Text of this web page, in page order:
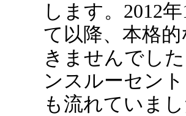
します。2012
て以降、本格
きませんでし
ンスルーセン
も流れていま